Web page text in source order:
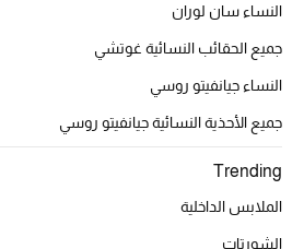
أحذية مختارة
تسوقوا الأحذية
الجمال
خصومات
جميع مستحضرات الجمال
النساء سان لوران
جميع الحقائب النسائية غوتشي
النساء جيانفيتو روسي
جميع الأحذية النسائية جيانفيتو روسي
Trending
الملابس الداخلية
الشورتات